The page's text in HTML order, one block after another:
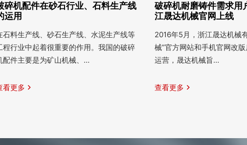
碎机配件在砂石行业、石料生产线
运用
石料生产线、砂石生产线、水泥生产线等
程行业中起着很重要的作用。我国的破碎
配件主要是为矿山机械、…
看更多
破碎机耐磨铸件需求用
江晟达机械官网上线
2016年5月，浙江晟达机械
械”官方网站和手机官网改
运营，晟达机械旨…
查看更多